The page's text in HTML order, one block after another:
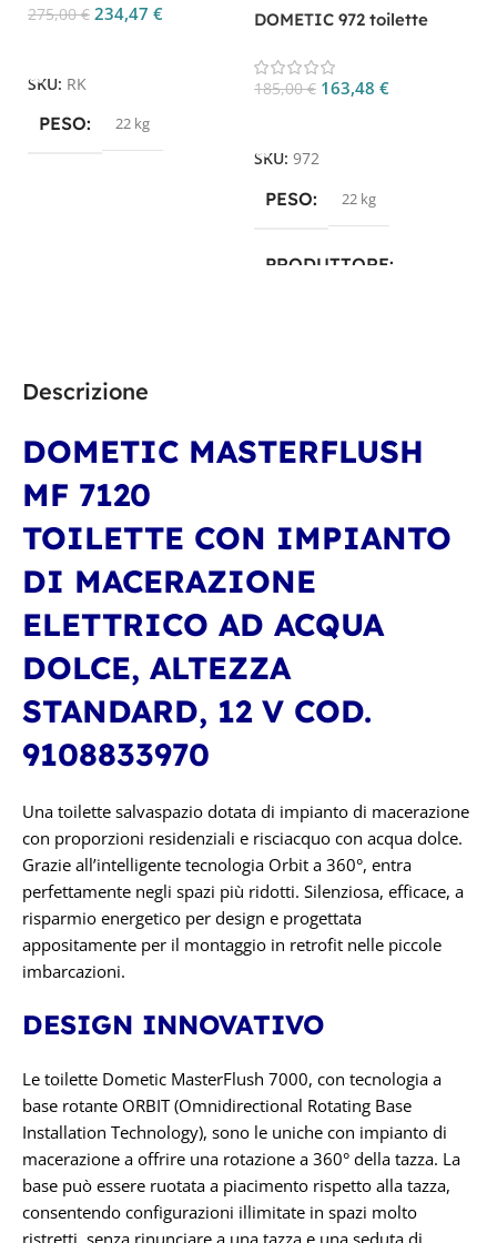
Descrizione
DOMETIC MASTERFLUSH
MF 7120
TOILETTE CON IMPIANTO
DI MACERAZIONE
ELETTRICO AD ACQUA
DOLCE, ALTEZZA
STANDARD, 12 V COD.
9108833970
Una toilette salvaspazio dotata di impianto di macerazione
con proporzioni residenziali e risciacquo con acqua dolce.
Grazie all’intelligente tecnologia Orbit a 360°, entra
perfettamente negli spazi più ridotti. Silenziosa, efficace, a
risparmio energetico per design e progettata
appositamente per il montaggio in retrofit nelle piccole
imbarcazioni.
DESIGN INNOVATIVO
Le toilette Dometic MasterFlush 7000, con tecnologia a
base rotante ORBIT (Omnidirectional Rotating Base
Installation Technology), sono le uniche con impianto di
macerazione a offrire una rotazione a 360° della tazza. La
base può essere ruotata a piacimento rispetto alla tazza,
consentendo configurazioni illimitate in spazi molto
275,00€ 234,47 €
SKU: RK
PESO 22 kg
DOMETIC 972 toilette
185,00€ 163,48 €
SKU: 972
PESO 22 kg
PRODUTTORE